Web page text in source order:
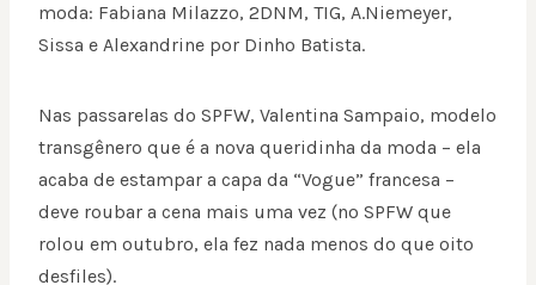
moda: Fabiana Milazzo, 2DNM, TIG, A.Niemeyer,
Sissa e Alexandrine por Dinho Batista.
Nas passarelas do SPFW, Valentina Sampaio, modelo
transgênero que é a nova queridinha da moda – ela
acaba de estampar a capa da “Vogue” francesa –
deve roubar a cena mais uma vez (no SPFW que
rolou em outubro, ela fez nada menos do que oito
desfiles).